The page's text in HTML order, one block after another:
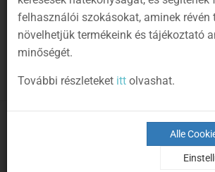
Suche
felhasználói szokásokat, aminek révén
növelhetjük termékeink és tájékoztató
minőségét.
További részleteket ittolvashat.
Alle